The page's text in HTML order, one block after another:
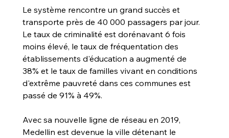
Le système rencontre un grand succès et
transporte près de 40 000 passagers par jour.
Le taux de criminalité est dorénavant 6 fois
moins élevé, le taux de fréquentation des
établissements d'éducation a augmenté de
38% et le taux de familles vivant en conditions
d'extrême pauvreté dans ces communes est
passé de 91% à 49%.
Avec sa nouvelle ligne de réseau en 2019,
Medellin est devenue la ville détenant le